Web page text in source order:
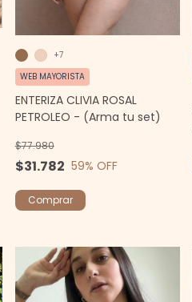
ENTERIZA CLIVIA ROSAL
PETROLEO - (Arma tu set)
$31.782
$77.980
59% OFF
WEB MAYORISTA
+7
Comprar